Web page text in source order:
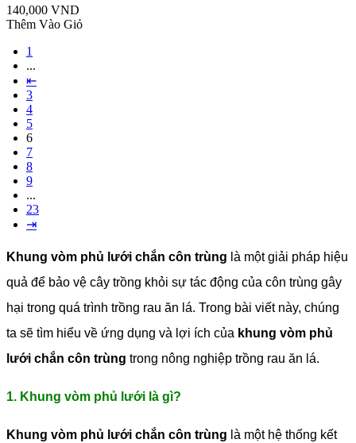
140,000 VND
Thêm Vào Giỏ
1
...
⇤
3
4
5
6
7
8
9
...
23
⇥
Khung vòm phủ lưới chắn côn trùng là một giải pháp hiệu
quả để bảo vệ cây trồng khỏi sự tác động của côn trùng gây
hại trong quá trình trồng rau ăn lá. Trong bài viết này, chúng
ta sẽ tìm hiểu về ứng dụng và lợi ích của khung vòm phủ
lưới chắn côn trùng trong nông nghiệp trồng rau ăn lá.
1. Khung vòm phủ lưới là gì?
Khung vòm phủ lưới chắn côn trùng là một hệ thống kết